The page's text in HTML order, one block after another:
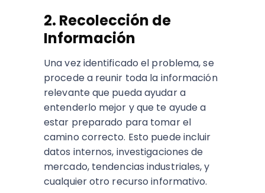
2. Recolección de
Información
Una vez identificado el problema, se
procede a reunir toda la información
relevante que pueda ayudar a
entenderlo mejor y que te ayude a
estar preparado para tomar el
camino correcto. Esto puede incluir
datos internos, investigaciones de
mercado, tendencias industriales, y
cualquier otro recurso informativo.